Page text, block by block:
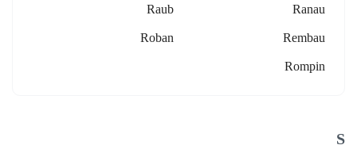
Ranau
Raub
Rembau
Roban
Rompin
S